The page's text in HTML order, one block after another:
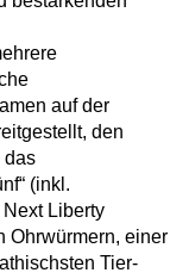
auf der
den
das
(inkl.
Liberty
Ohrwürmern, einer
Tier-